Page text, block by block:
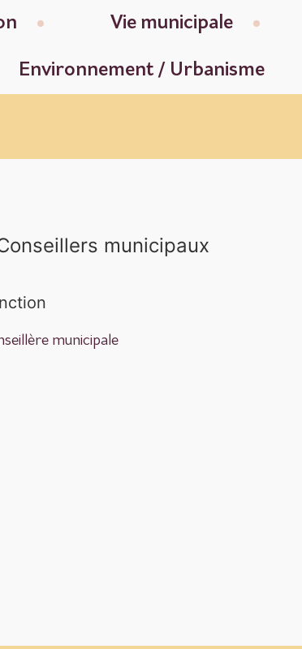
Vie municipale
Environnement / Urbanisme
municipaux
municipale